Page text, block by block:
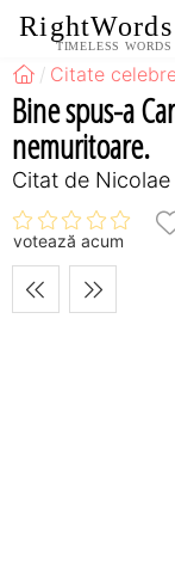
RightWords
TIMELESS WORDS
Citate
Bine spus-a
nemuritoare.
Citat de
votează acum